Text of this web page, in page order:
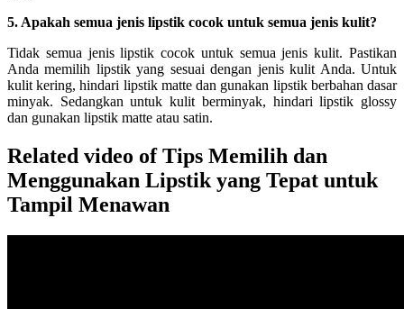
5. Apakah semua jenis lipstik cocok untuk semua jenis kulit?
Tidak semua jenis lipstik cocok untuk semua jenis kulit. Pastikan
Anda memilih lipstik yang sesuai dengan jenis kulit Anda. Untuk
kulit kering, hindari lipstik matte dan gunakan lipstik berbahan dasar
minyak. Sedangkan untuk kulit berminyak, hindari lipstik glossy
dan gunakan lipstik matte atau satin.
Related video of Tips Memilih dan
Menggunakan Lipstik yang Tepat untuk
Tampil Menawan